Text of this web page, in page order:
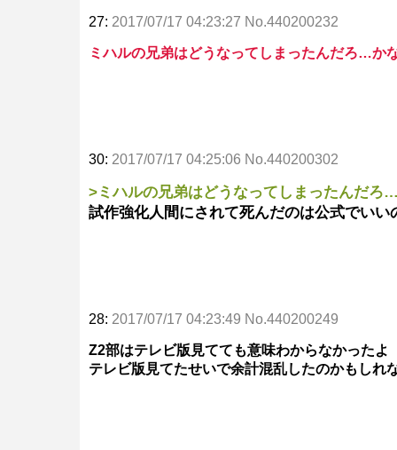
27: 2017/07/17 04:23:27 No.440200232
ミハルの兄弟はどうなってしまったんだろ…か
30: 2017/07/17 04:25:06 No.440200302
>ミハルの兄弟はどうなってしまったんだろ
試作強化人間にされて死んだのは公式でいい
28: 2017/07/17 04:23:49 No.440200249
Z2部はテレビ版見てても意味わからなかったよ
テレビ版見てたせいで余計混乱したのかもしれ